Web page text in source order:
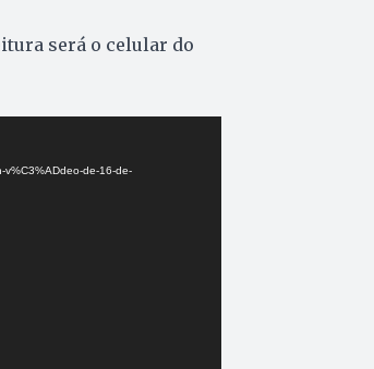
será o celular do
de-16-de-